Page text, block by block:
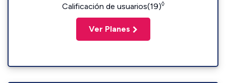
Calificación de usuarios(19)◊
Ver Planes